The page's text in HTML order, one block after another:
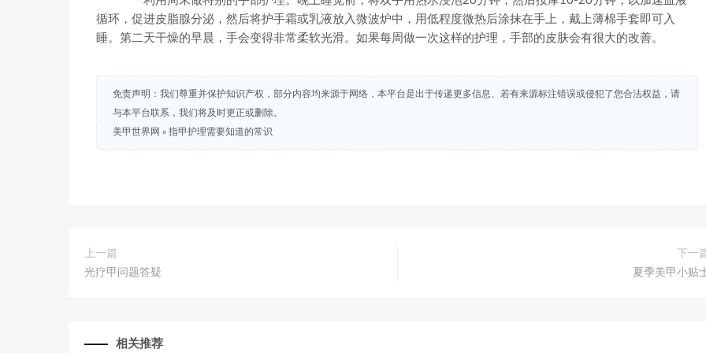
循环，促进皮脂腺分泌，然后将护手霜或乳液放入微波炉中，用低程度微热后涂抹在手上，戴上薄棉手套即可入
睡。第二天干燥的早晨，手会变得非常柔软光滑。如果每周做一次这样的护理，手部的皮肤会有很大的改善。
免责声明：我们尊重并保护知识产权，部分内容均来源于网络，本平台是出于传递更多信息、若有来源标注错误或侵犯了您合法权益，请
与本平台联系，我们将及时更正或删除。
美甲世界网 » 指甲护理需要知道的常识
上一篇
光疗甲问题答疑
下一
夏季美甲小贴
相关推荐